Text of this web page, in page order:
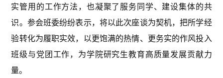
实管用的工作方法，也凝聚了服务同学、建设集体的共
识。参会班委纷纷表示，将以此次座谈为契机，把所学经
验转化为履职实效，以更饱满的热情、更务实的作风投入
班级与党团工作，为学院研究生教育高质量发展贡献力
量。